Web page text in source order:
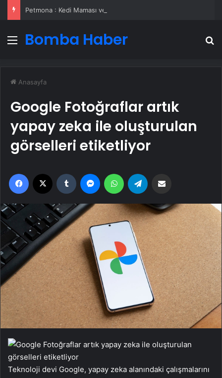
Menü
Bomba Haber
Anasayfa
Google Fotoğraflar artık
yapay zeka ile oluşturulan
görselleri etiketliyor
Facebook Tumblr MessengerWhatsApp
Teknoloji devi Google, yapay zeka alanındaki çalışmalarını